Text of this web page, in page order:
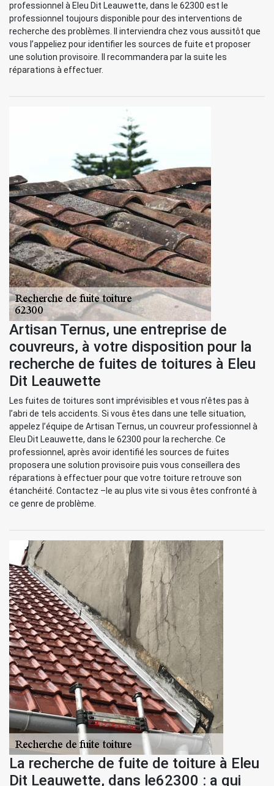
professionnel à Eleu Dit Leauwette, dans le 62300 est le
professionnel toujours disponible pour des interventions de
recherche des problèmes. Il interviendra chez vous aussitôt que
vous l’appeliez pour identifier les sources de fuite et proposer
une solution provisoire. Il recommandera par la suite les
réparations à effectuer.
Artisan Ternus, une entreprise de
couvreurs, à votre disposition pour la
recherche de fuites de toitures à Eleu
Dit Leauwette
Les fuites de toitures sont imprévisibles et vous n’êtes pas à
l’abri de tels accidents. Si vous êtes dans une telle situation,
appelez l’équipe de Artisan Ternus, un couvreur professionnel à
Eleu Dit Leauwette, dans le 62300 pour la recherche. Ce
professionnel, après avoir identifié les sources de fuites
proposera une solution provisoire puis vous conseillera des
réparations à effectuer pour que votre toiture retrouve son
étanchéité. Contactez –le au plus vite si vous êtes confronté à
ce genre de problème.
La recherche de fuite de toiture à Eleu
Dit Leauwette, dans le62300 : a qui